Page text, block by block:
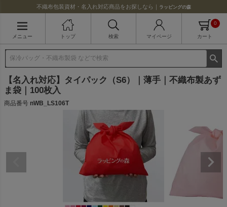
不織布包装資材・名入れ対応商品をお探しなら｜ ラッピングの森
メニュー トップ 検索 マイページ カート
0
【名入れ対応】タイパック（S6）｜薄手｜不織布製あず
ま袋｜100枚入
商品番号 nWB_LS106T